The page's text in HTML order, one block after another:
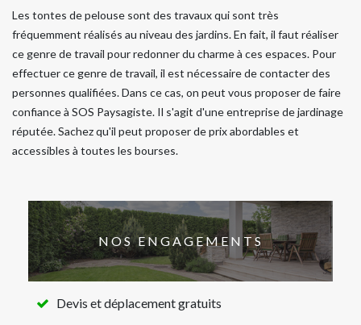
Les tontes de pelouse sont des travaux qui sont très
fréquemment réalisés au niveau des jardins. En fait, il faut réaliser
ce genre de travail pour redonner du charme à ces espaces. Pour
effectuer ce genre de travail, il est nécessaire de contacter des
personnes qualifiées. Dans ce cas, on peut vous proposer de faire
confiance à SOS Paysagiste. Il s'agit d'une entreprise de jardinage
réputée. Sachez qu'il peut proposer de prix abordables et
accessibles à toutes les bourses.
NOS ENGAGEMENTS
Devis et déplacement gratuits